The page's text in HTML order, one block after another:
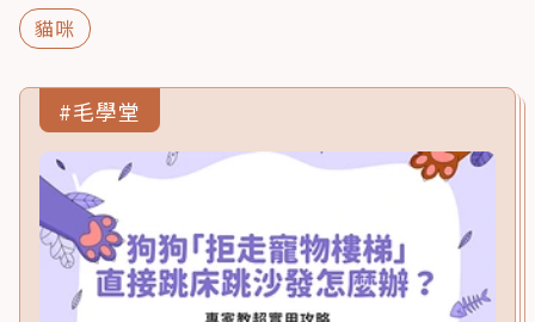
貓咪
#毛學堂